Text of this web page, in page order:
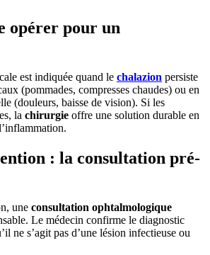
opérer pour un
est indiquée quand le chalazion persiste
(pommades, compresses chaudes) ou en
(douleurs, baisse de vision). Si les
la chirurgie offre une solution durable en
: la consultation pré-
une consultation ophtalmologique
Le médecin confirme le diagnostic
ne s’agit pas d’une lésion infectieuse ou